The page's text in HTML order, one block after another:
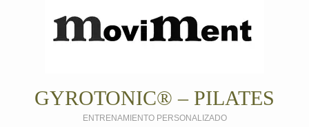
GYROTONIC® – PILATES
ENTRENAMIENTO PERSONALIZADO